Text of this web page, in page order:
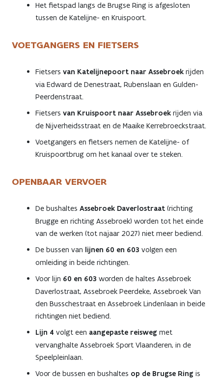
Het fietspad langs de Brugse Ring is afgesloten
tussen de Katelijne- en Kruispoort.
VOETGANGERS EN FIETSERS
Fietsers van Katelijnepoort naar Assebroek rijden
via Edward de Denestraat, Rubenslaan en Gulden-
Peerdenstraat.
Fietsers van Kruispoort naar Assebroek rijden via
de Nijverheidsstraat en de Maaike Kerrebroeckstraat.
Voetgangers en fietsers nemen de Katelijne- of
Kruispoortbrug om het kanaal over te steken.
OPENBAAR VERVOER
De bushaltes Assebroek Daverlostraat (richting
Brugge en richting Assebroek) worden tot het einde
van de werken (tot najaar 2027) niet meer bediend.
De bussen van lijnen 60 en 603 volgen een
omleiding in beide richtingen.
Voor lijn 60 en 603 worden de haltes Assebroek
Daverlostraat, Assebroek Peerdeke, Assebroek Van
den Busschestraat en Assebroek Lindenlaan in beide
richtingen niet bediend.
Lijn 4 volgt een aangepaste reisweg met
vervanghalte Assebroek Sport Vlaanderen, in de
Speelpleinlaan.
Voor de bussen en bushaltes op de Brugse Ring is